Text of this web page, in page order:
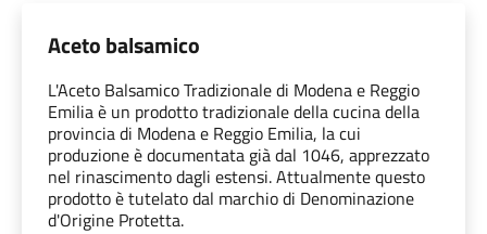
Aceto balsamico
L'Aceto Balsamico Tradizionale di Modena e Reggio
Emilia è un prodotto tradizionale della cucina della
provincia di Modena e Reggio Emilia, la cui
produzione è documentata già dal 1046, apprezzato
nel rinascimento dagli estensi. Attualmente questo
prodotto è tutelato dal marchio di Denominazione
d'Origine Protetta.